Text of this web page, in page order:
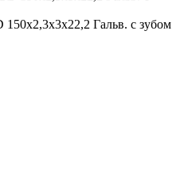
Гальв. с зубом